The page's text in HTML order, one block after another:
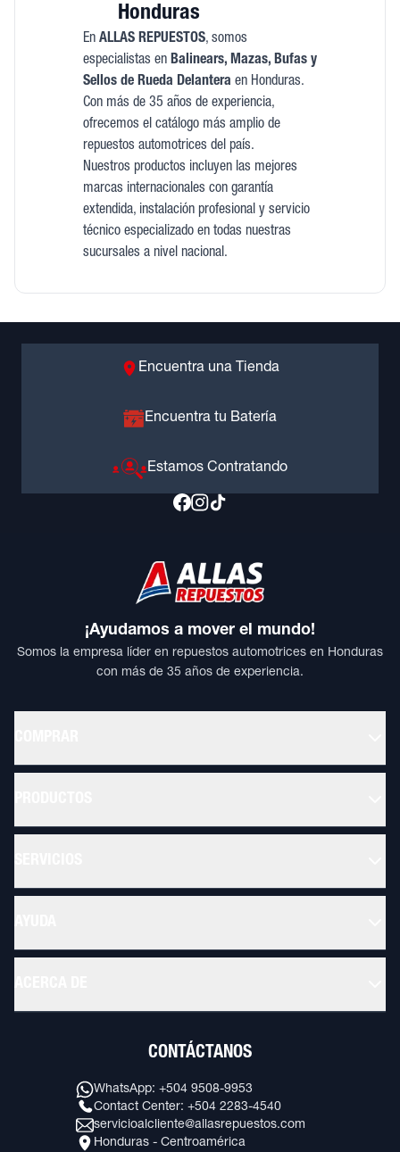
Honduras
En ALLAS REPUESTOS, somos
especialistas en Balinears, Mazas, Bufas y
Sellos de Rueda Delantera en Honduras.
Con más de 35 años de experiencia,
ofrecemos el catálogo más amplio de
repuestos automotrices del país.
Nuestros productos incluyen las mejores
marcas internacionales con garantía
extendida, instalación profesional y servicio
técnico especializado en todas nuestras
sucursales a nivel nacional.
Encuentra una Tienda
Encuentra tu Batería
Estamos Contratando
¡Ayudamos a mover el mundo!
Somos la empresa líder en repuestos automotrices en Honduras
con más de 35 años de experiencia.
CONTÁCTANOS
WhatsApp: +504 9508-9953
Contact Center: +504 2283-4540
servicioalcliente@allasrepuestos.com
Honduras - Centroamérica